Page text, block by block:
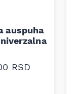
auspuha
RSD